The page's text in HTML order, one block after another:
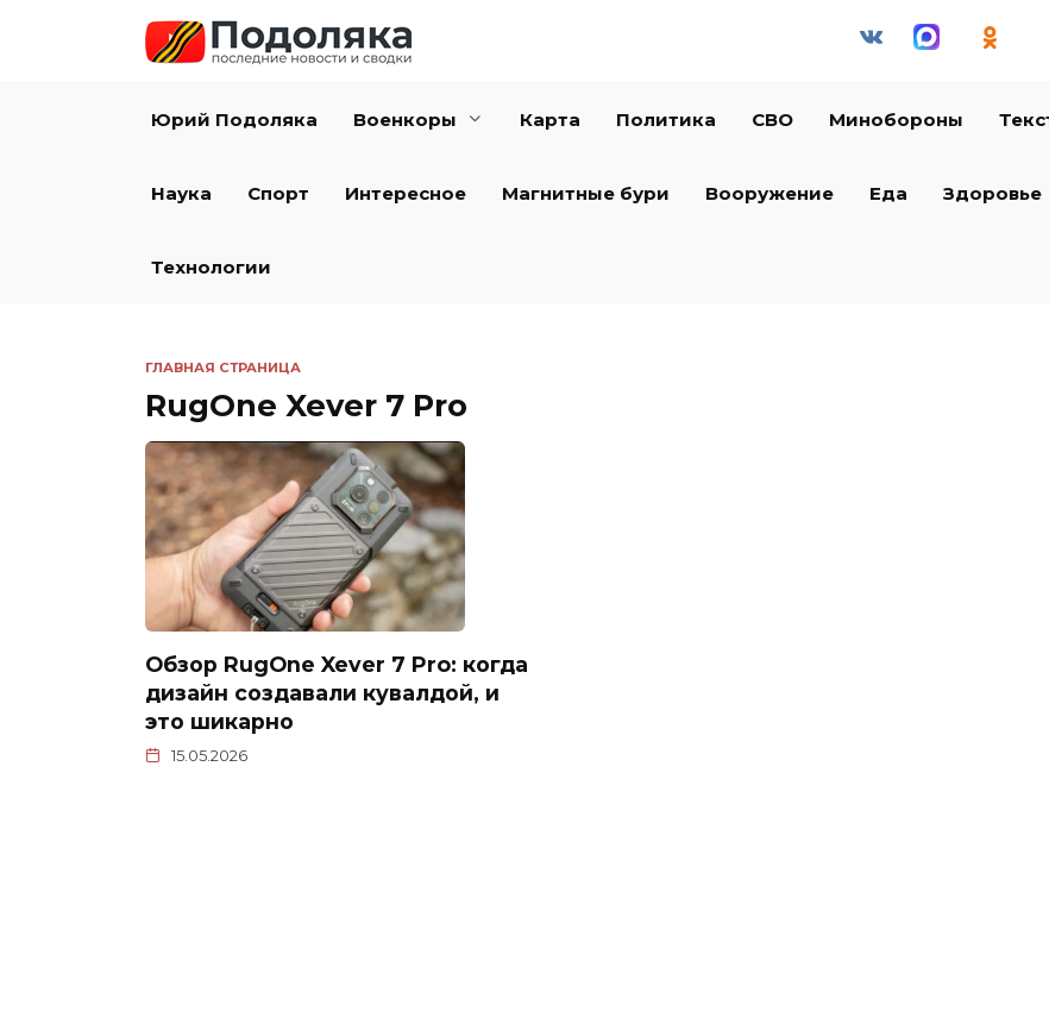
Юрий Подоляка Военкоры Карта Политика СВО Минобороны
Наука Спорт Интересное Магнитные бури Вооружение Еда Здоровье
Технологии
ГЛАВНАЯ СТРАНИЦА
RugOne Xever 7 Pro
Обзор RugOne Xever 7 Pro: когда
дизайн создавали кувалдой, и
это шикарно
15.05.2026